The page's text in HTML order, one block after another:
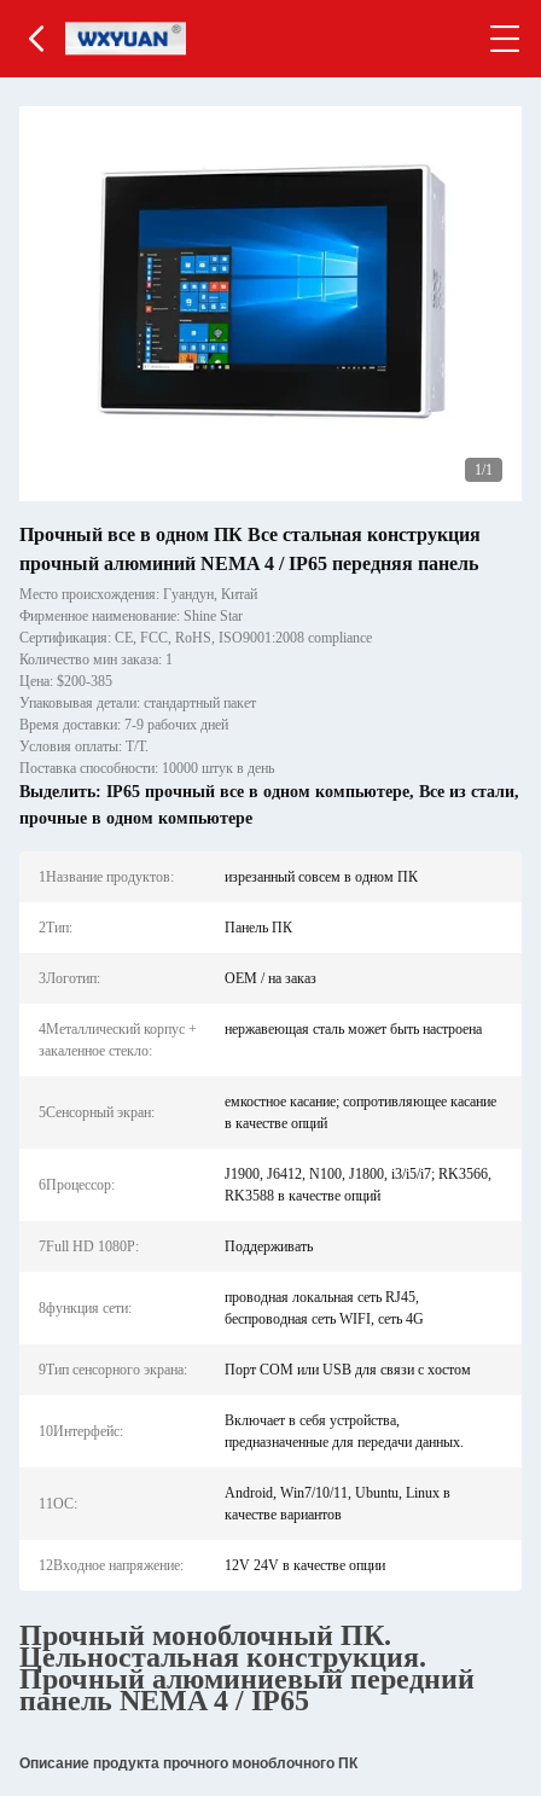
1/1
Прочный все в одном ПК Все стальная конструкция
прочный алюминий NEMA 4 / IP65 передняя панель
Место происхождения: Гуандун, Китай
Фирменное наименование: Shine Star
Сертификация: CE, FCC, RoHS, ISO9001:2008 compliance
Количество мин заказа: 1
Цена: $200-385
Упаковывая детали: стандартный пакет
Время доставки: 7-9 рабочих дней
Условия оплаты: T/T.
Поставка способности: 10000 штук в день
Выделить: IP65 прочный все в одном компьютере, Все из стали,
прочные в одном компьютере
1Название продуктов: изрезанный совсем в одном ПК
2Тип: Панель ПК
3Логотип: OEM / на заказ
4Металлический корпус +
закаленное стекло:
нержавеющая сталь может быть настроена
5Сенсорный экран:
емкостное касание; сопротивляющее касание
в качестве опций
6Процессор:
J1900, J6412, N100, J1800, i3/i5/i7; RK3566,
RK3588 в качестве опций
7Full HD 1080P: Поддерживать
8функция сети:
проводная локальная сеть RJ45,
беспроводная сеть WIFI, сеть 4G
9Тип сенсорного экрана: Порт COM или USB для связи с хостом
10Интерфейс:
Включает в себя устройства,
предназначенные для передачи данных.
11ОС:
Android, Win7/10/11, Ubuntu, Linux в
качестве вариантов
12Входное напряжение: 12V 24V в качестве опции
Прочный моноблочный ПК.
Цельностальная конструкция.
Прочный алюминиевый передний
панель NEMA 4 / IP65
Описание продукта прочного моноблочного ПК